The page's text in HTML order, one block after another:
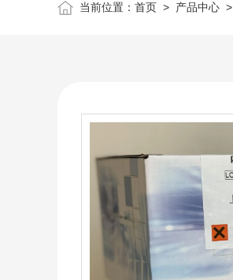
当前位置： 首页> 产品中心>